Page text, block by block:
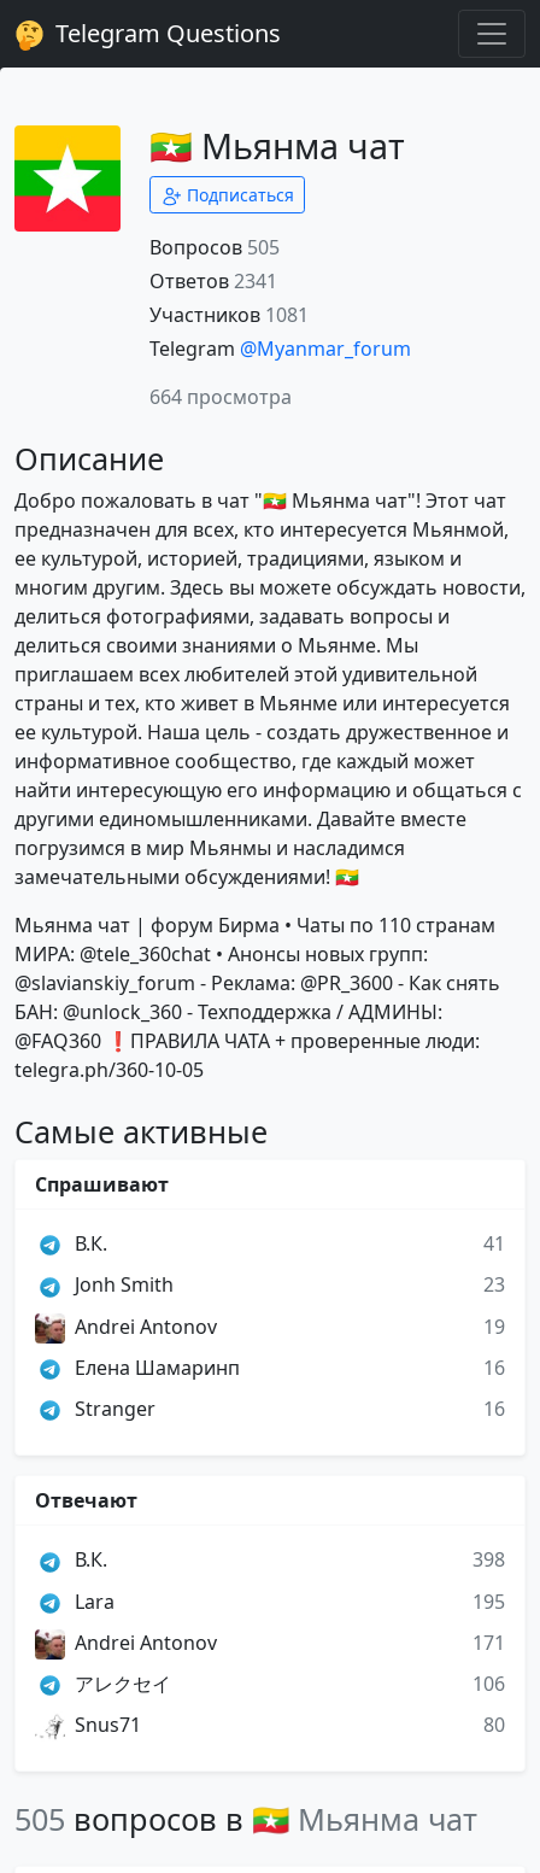
Telegram Questions
🇲🇲 Мьянма чат
Подписаться
Вопросов 505
Ответов2341
Участников 1081
Telegram @Myanmar_forum
664 просмотра
Описание
Добро пожаловать в чат "🇲🇲 Мьянма чат"! Этот чат
предназначен для всех, кто интересуется Мьянмой,
ее культурой, историей, традициями, языком и
многим другим. Здесь вы можете обсуждать новости,
делиться фотографиями, задавать вопросы и
делиться своими знаниями о Мьянме. Мы
приглашаем всех любителей этой удивительной
страны и тех, кто живет в Мьянме или интересуется
ее культурой. Наша цель - создать дружественное и
информативное сообщество, где каждый может
найти интересующую его информацию и общаться с
другими единомышленниками. Давайте вместе
погрузимся в мир Мьянмы и насладимся
замечательными обсуждениями! 🇲🇲
Мьянма чат | форум Бирма • Чаты по 110 странам
МИРА: @tele_360chat • Анонсы новых групп:
@slavianskiy_forum - Реклама: @PR_3600 - Как снять
БАН: @unlock_360 - Техподдержка / АДМИНЫ:
@FAQ360 ❗ПРАВИЛА ЧАТА + проверенные люди:
telegra.ph/360-10-05
Самые активные
Спрашивают
В.К.
41
Jonh Smith
23
Andrei Antonov
19
Елена Шамаринп
16
Stranger
16
Отвечают
В.К.
398
Lara
195
Andrei Antonov
171
アレクセイ
106
Snus71
80
505 вопросов в 🇲🇲 Мьянма чат